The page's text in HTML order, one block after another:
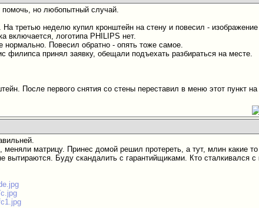
но любопытный случай.
третью неделю купил кронштейн на стену и повесил -
включается, логотипа PHILIPS нет.
нормально. Повесил обратно - опять тоже самое.
филипса принял заявку, обещали подъехать разбираться на месте.
После первого снятия со стены переставил в меню этот пункт
меняли матрицу. Принес домой решил протереть, а тут, млин какие
вытираются. Буду скандалить с гарантийщиками. Кто сталкивался